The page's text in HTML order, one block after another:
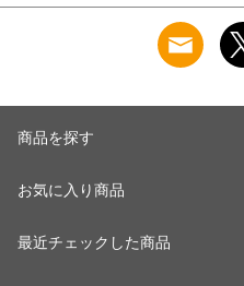
商品を探す
お気に入り商品
最近チェックした商品